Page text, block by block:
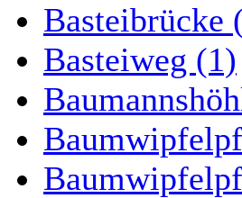
Basteibrücke
Basteiweg (1)